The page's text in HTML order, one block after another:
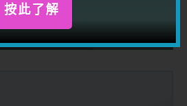
按此了解
按此了解